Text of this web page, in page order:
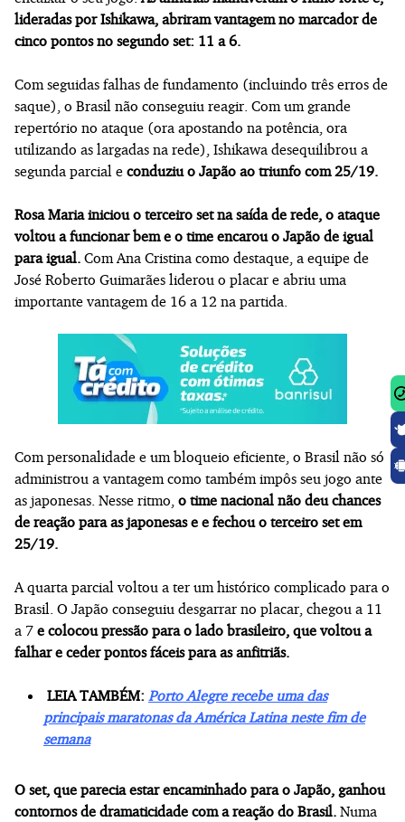
lideradas por Ishikawa, abriram vantagem no marcador de
cinco pontos no segundo set: 11 a 6.
Com seguidas falhas de fundamento (incluindo três erros de
saque), o Brasil não conseguiu reagir. Com um grande
repertório no ataque (ora apostando na potência, ora
utilizando as largadas na rede), Ishikawa desequilibrou a
segunda parcial e conduziu o Japão ao triunfo com 25/19.
Rosa Maria iniciou o terceiro set na saída de rede, o ataque
voltou a funcionar bem e o time encarou o Japão de igual
para igual. Com Ana Cristina como destaque, a equipe de
José Roberto Guimarães liderou o placar e abriu uma
importante vantagem de 16 a 12 na partida.
Com personalidade e um bloqueio eficiente, o Brasil não só
administrou a vantagem como também impôs seu jogo ante
as japonesas. Nesse ritmo, o time nacional não deu chances
de reação para as japonesas e e fechou o terceiro set em
25/19.
A quarta parcial voltou a ter um histórico complicado para o
Brasil. O Japão conseguiu desgarrar no placar, chegou a 11
a 7 e colocou pressão para o lado brasileiro, que voltou a
falhar e ceder pontos fáceis para as anfitriãs.
LEIA TAMBÉM: Porto Alegre recebe uma das
principais maratonas da América Latina neste fim de
semana
O set, que parecia estar encaminhado para o Japão, ganhou
contornos de dramaticidade com a reação do Brasil. Numa